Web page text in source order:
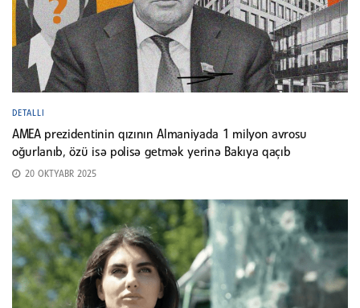
DETALLI
AMEA prezidentinin qızının Almaniyada 1 milyon avrosu
oğurlanıb, özü isə polisə getmək yerinə Bakıya qaçıb
20 OKTYABR 2025